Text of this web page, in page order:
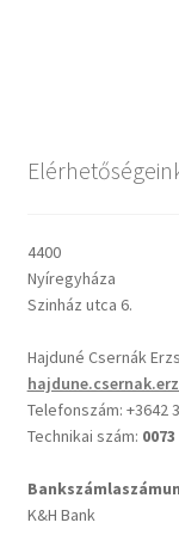
Napi Ige:
Oswald
Mindennapi
Alkalmaink
Bemutatkozás
Elérhetőségek
4400
Nyíregyháza
Szinház utca 6.
Hajduné Csernák
Telefonszám: +3642
Technikai szám: 0073
K&H Bank